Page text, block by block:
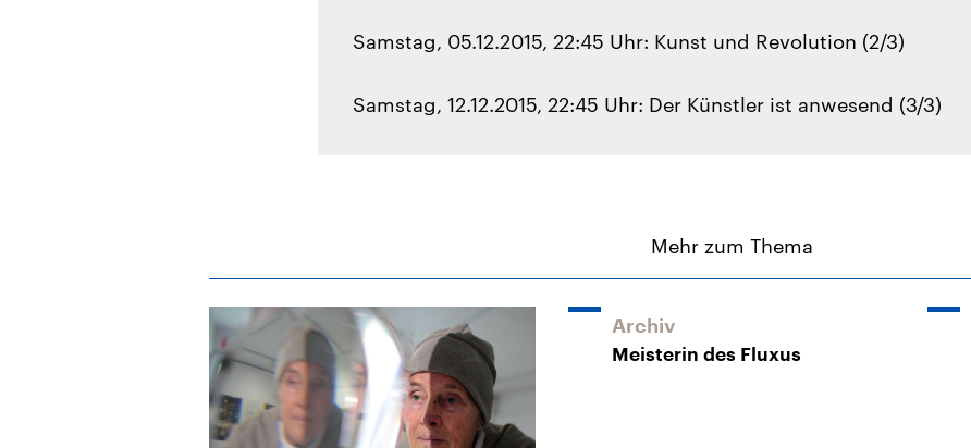
Samstag, 05.12.2015, 22:45 Uhr: Kunst und Revolution (2/3)
Samstag, 12.12.2015, 22:45 Uhr: Der Künstler ist anwesend (3/3)
Mehr zum Thema
Archiv
Meisterin des Fluxus